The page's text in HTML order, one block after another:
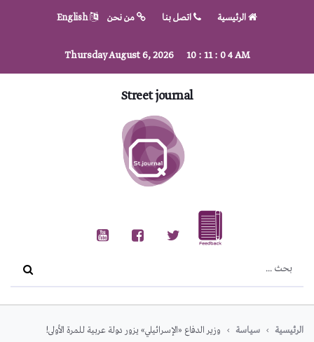
الرئيسية اتصل بنا من نحن English
Thursday August 6, 2026 10: 11: 05AM
Street journal
الرئيسية سياسة وزير الدفاع «الإسرائيلي» يزور دولة عربية للمرة الأولى!